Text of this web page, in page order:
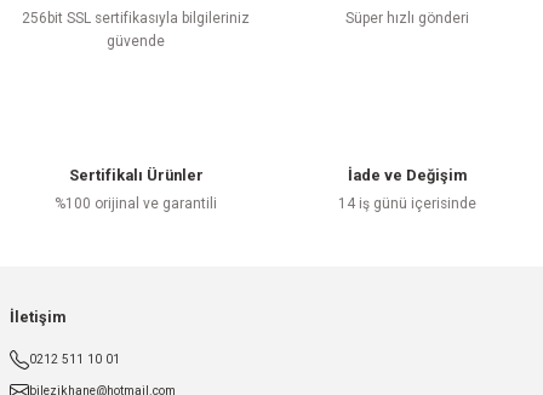
256bit SSL sertifikasıyla bilgileriniz
güvende
Süper hızlı gönderi
Sertifikalı Ürünler
%100 orijinal ve garantili
İade ve Değişim
14 iş günü içerisinde
İletişim
0212 511 10 01
bilezikhane@hotmail.com